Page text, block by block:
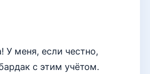
У меня, если честно,
с этим учётом.